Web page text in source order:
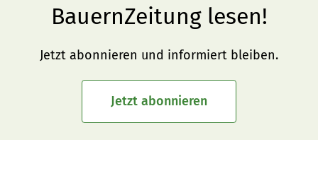
BauernZeitung lesen!
Jetzt abonnieren und informiert bleiben.
Jetzt abonnieren